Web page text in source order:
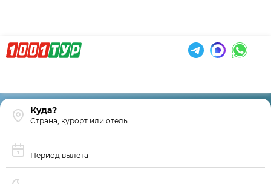
Страна, курорт или отель
Период вылета